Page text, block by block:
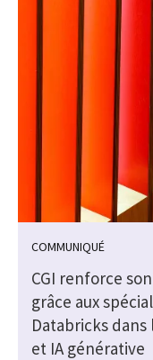
COMMUNIQUÉ
CGI renforce
grâce aux
Databricks
et IA générative